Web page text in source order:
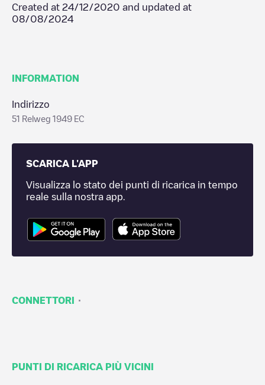
Created at 24/12/2020 and updated at
08/08/2024
INFORMATION
Indirizzo
51 Relweg 1949 EC
SCARICA L'APP
Visualizza lo stato dei punti di ricarica in tempo
reale sulla nostra app.
CONNETTORI ·
PUNTI DI RICARICA PIÙ VICINI